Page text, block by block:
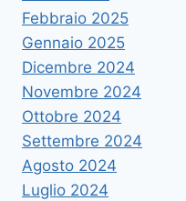
Febbraio 2025
Gennaio 2025
Dicembre 2024
Novembre 2024
Ottobre 2024
Settembre 2024
Agosto 2024
Luglio 2024